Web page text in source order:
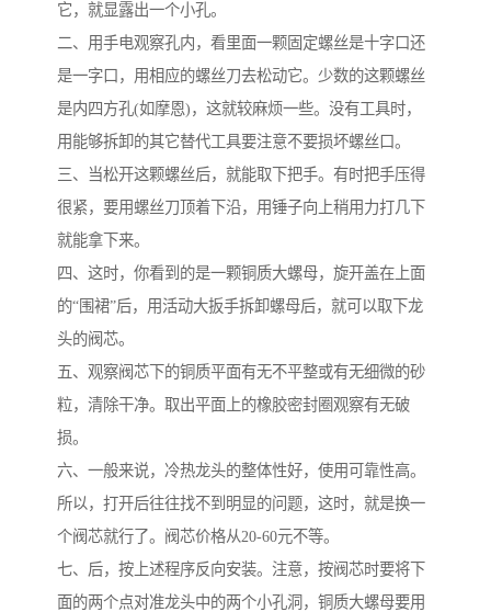
它，就显露出一个小孔。
二、用手电观察孔内，看里面一颗固定螺丝是十字口还
是一字口，用相应的螺丝刀去松动它。少数的这颗螺丝
是内四方孔(如摩恩)，这就较麻烦一些。没有工具时，
用能够拆卸的其它替代工具要注意不要损坏螺丝口。
三、当松开这颗螺丝后，就能取下把手。有时把手压得
很紧，要用螺丝刀顶着下沿，用锤子向上稍用力打几下
就能拿下来。
四、这时，你看到的是一颗铜质大螺母，旋开盖在上面
的“围裙”后，用活动大扳手拆卸螺母后，就可以取下龙
头的阀芯。
五、观察阀芯下的铜质平面有无不平整或有无细微的砂
粒，清除干净。取出平面上的橡胶密封圈观察有无破
损。
六、一般来说，冷热龙头的整体性好，使用可靠性高。
所以，打开后往往找不到明显的问题，这时，就是换一
个阀芯就行了。阀芯价格从20-60元不等。
七、后，按上述程序反向安装。注意，按阀芯时要将下
面的两个点对准龙头中的两个小孔洞，铜质大螺母要用